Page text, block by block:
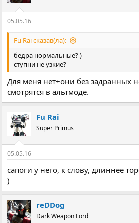
05.05.16
Fu Rai сказав(ла):
бедра нормальные? )
ступни не узкие?
Для меня нет+они без задранных
смотрятся в альтмоде.
Fu Rai
Super Primus
05.05.16
сапоги у него, к слову, длиннее
)
reDDog
Dark Weapon Lord